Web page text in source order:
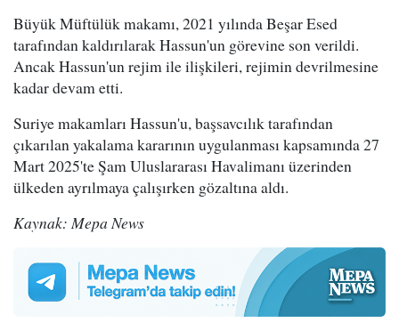
Büyük Müftülük makamı, 2021 yılında Beşar Esed
tarafından kaldırılarak Hassun'un görevine son verildi.
Ancak Hassun'un rejim ile ilişkileri, rejimin devrilmesine
kadar devam etti.
Suriye makamları Hassun'u, başsavcılık tarafından
çıkarılan yakalama kararının uygulanması kapsamında 27
Mart 2025'te Şam Uluslararası Havalimanı üzerinden
ülkeden ayrılmaya çalışırken gözaltına aldı.
Kaynak: Mepa News